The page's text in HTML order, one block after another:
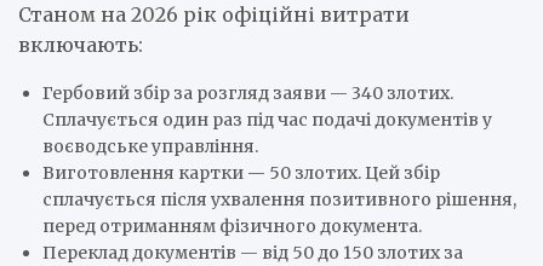
Станом на 2026 рік офіційні витрати
включають:
Гербовий збір за розгляд заяви — 340 злотих.
Сплачується один раз під час подачі документів у
воєводське управління.
Виготовлення картки — 50 злотих. Цей збір
сплачується після ухвалення позитивного рішення,
перед отриманням фізичного документа.
Переклад документів — від 50 до 150 злотих за